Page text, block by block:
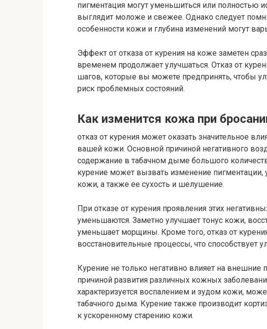
пигментация могут уменьшиться или полностью
выглядит моложе и свежее. Однако следует
особенности кожи и глубина изменений могут
Эффект от отказа от курения на коже заметен
временем продолжает улучшаться. Отказ от
шагов, которые вы можете предпринять, чтобы
риск проблемных состояний.
Как изменится кожа при
отказ от курения может оказать значительное
вашей кожи. Основной причиной негативного
содержание в табачном дыме большого
курение может вызвать изменение пигментации,
кожи, а также ее сухость и шелушение.
При отказе от курения проявления этих
уменьшаются. Заметно улучшает тонус кожи,
уменьшает морщины. Кроме того, отказ от
восстановительные процессы, что способствует
Курение не только негативно влияет на
причиной развития различных кожных
характеризуется воспалением и зудом кожи,
табачного дыма. Курение также производит
к ускоренному старению кожи.